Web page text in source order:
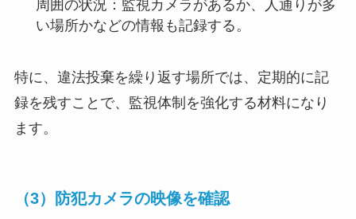
周囲の状況：監視カメラがあるか、人通りが多
い場所かなどの情報も記録する。
特に、違法投棄を繰り返す場所では、定期的に記
録を残すことで、監視体制を強化する材料になり
ます。
（3）防犯カメラの映像を確認